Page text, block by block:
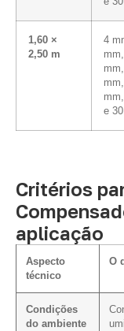
1,60 ×
2,50 m
4
e
Critérios
aplicação
Aspecto
técnico
O
Condições
do ambiente